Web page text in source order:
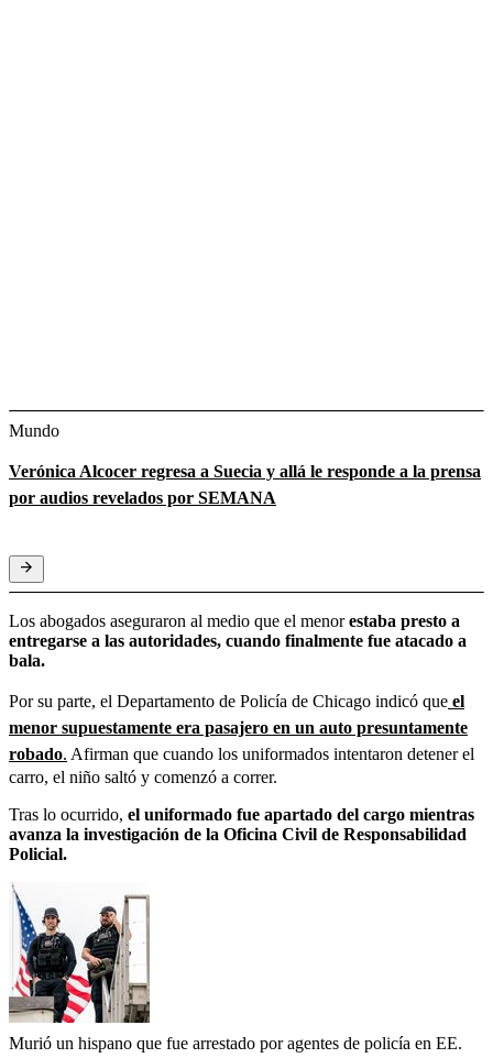
Mundo
Verónica Alcocer regresa a Suecia y allá le responde a la prensa
por audios revelados por SEMANA
Los abogados aseguraron al medio que el menorestaba presto a
entregarse a las autoridades, cuando finalmente fue atacado a
bala.
Por su parte, el Departamento de Policía de Chicago indicó que el
menor supuestamente era pasajero en un auto presuntamente
robado. Afirman que cuando los uniformados intentaron detener el
carro, el niño saltó y comenzó a correr.
Tras lo ocurrido, el uniformado fue apartado del cargo mientras
avanza la investigación de la Oficina Civil de Responsabilidad
Policial.
Murió un hispano que fue arrestado por agentes de policía en EE.